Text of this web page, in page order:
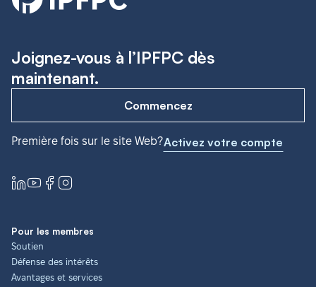
Joignez-vous à l’IPFPC dès
maintenant.
Commencez
Première fois sur le site Web?Activez votre compte
Pour les membres
Soutien
Défense des intérêts
Avantages et services